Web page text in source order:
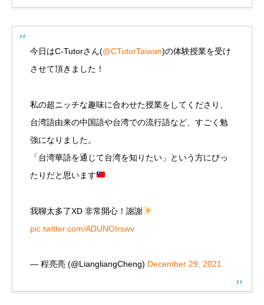
今日はC-Tutorさん(@CTutorTaiwan)の体験授業を受け
させて頂きました！
私の超ニッチな趣味に合わせた授業をしてくださり、
台湾語由来の中国語や台湾での流行語など、すごく勉
強になりました。
「台湾華語を通じて台湾を知りたい」という方にぴっ
たりだと思います
我聊太多了XD 非常開心！謝謝
pic.twitter.com/ADUNOIrswv
— 程亮亮 (@LiangliangCheng) December 29, 2021